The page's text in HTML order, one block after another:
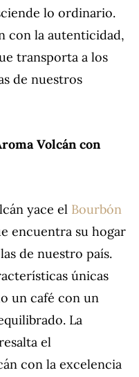
lo ordinario.
con la autenticidad,
transporta a los
de nuestros
Volcán con
yace el Bourbón
encuentra su hogar
de nuestro país.
únicas
un café con un
La
el
con la excelencia